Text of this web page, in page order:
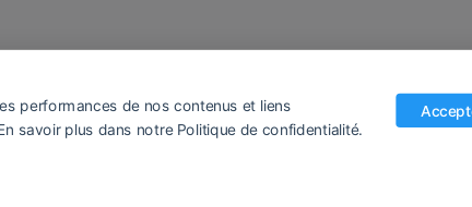
performances de nos contenus et liens
savoir plus dans notre Politique de confidentialité.